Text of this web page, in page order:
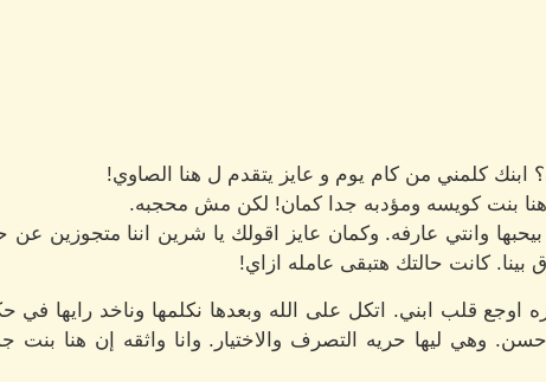
كلمني من كام يوم و عايز يتقدم ل هنا الصاوي!
بنت كويسه ومؤدبه جدا كمان! لكن مش محجبه.
وانتي عارفه. وكمان عايز اقولك يا شرين اننا متجوزين
بينا. كانت حالتك هتبقى عامله ازاي!
اوجع قلب ابني. اتكل على الله وبعدها نكلمها وناخد رايها
وهي ليها حريه التصرف والاختيار. وانا واثقه إن هنا بنت